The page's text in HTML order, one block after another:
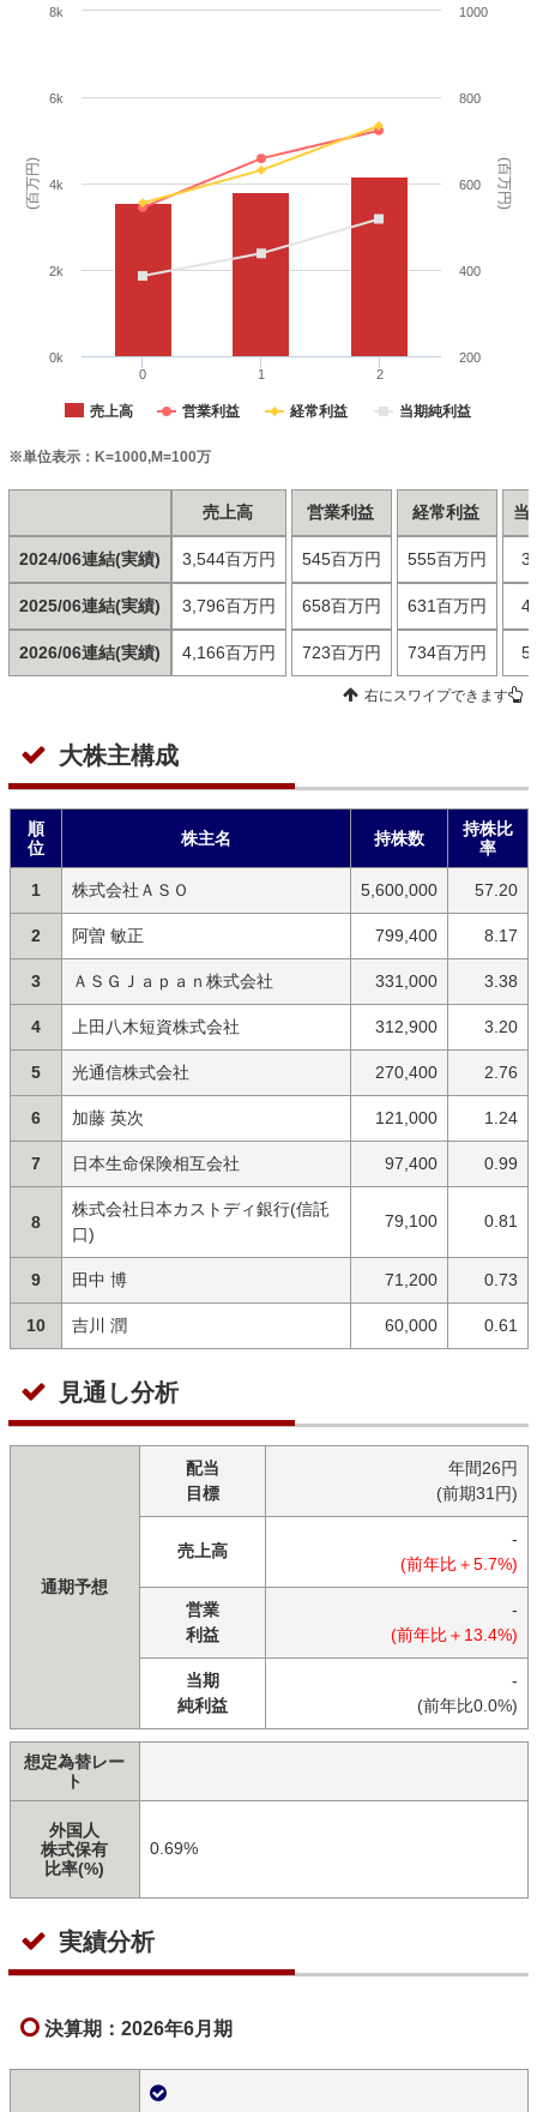
(百万円) (百万円)
売上高 営業利益 経常利益 当期純利益
0 1 2
0k
2k
4k
6k
8k
200
400
600
800
1000
※単位表示：K=1000,M=100万
2024/06連結(実績)
2025/06連結(実績)
2026/06連結(実績)
売上高
3,544百万円
3,796百万円
4,166百万円
営業利益
545百万円
658百万円
723百万円
経常利益
555百万円
631百万円
734百万円
当
右にスワイプできます
大株主構成
順
位
株主名 持株数
持株比
率
1 株式会社ＡＳＯ 5,600,000 57.20
2 阿曽 敏正 799,400 8.17
3 ＡＳＧＪａｐａｎ株式会社 331,000 3.38
4 上田八木短資株式会社 312,900 3.20
5 光通信株式会社 270,400 2.76
6 加藤 英次 121,000 1.24
7 日本生命保険相互会社 97,400 0.99
8
株式会社日本カストディ銀行(信託
口)
79,100 0.81
9 田中 博 71,200 0.73
10 吉川 潤 60,000 0.61
見通し分析
通期予想
配当
目標
年間26円
(前期31円)
売上高
-
(前年比＋5.7%)
営業
利益
-
(前年比＋13.4%)
当期
純利益
-
(前年比0.0%)
想定為替レー
ト
外国人
株式保有
比率(%)
0.69%
実績分析
決算期：2026年6月期